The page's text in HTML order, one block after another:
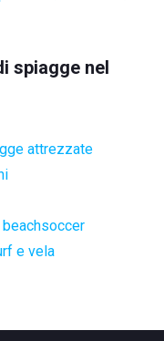
spiagge nel
attrezzate
e vela